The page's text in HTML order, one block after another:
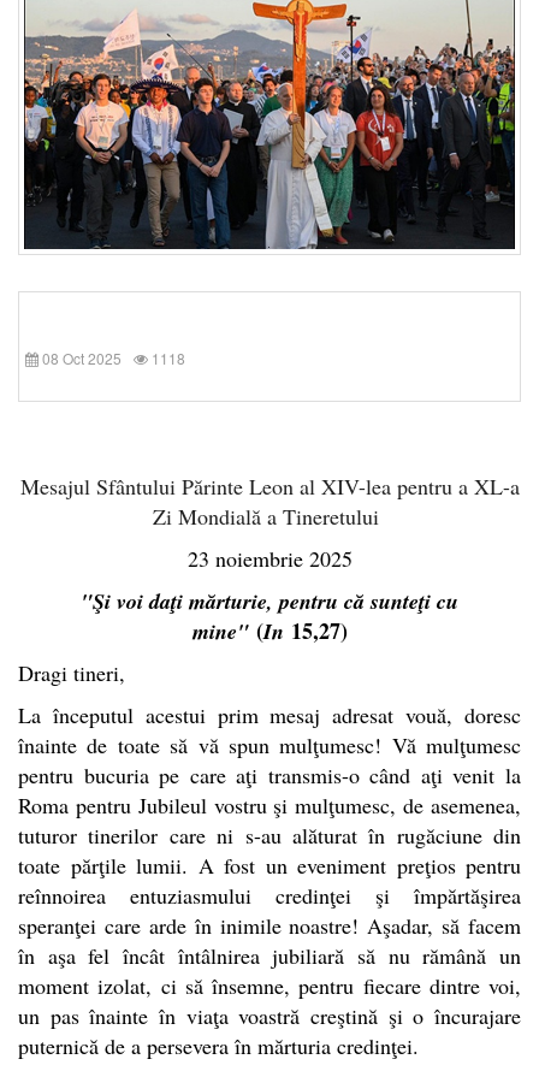
08 Oct 2025 1118
Mesajul Sfântului Părinte Leon al XIV-lea pentru a XL-a
Zi Mondială a Tineretului
23 noiembrie 2025
"Şi voi daţi mărturie, pentru că sunteţi cu
mine"(In 15,27)
Dragi tineri,
La începutul acestui prim mesaj adresat vouă, doresc
înainte de toate să vă spun mulţumesc! Vă mulţumesc
pentru bucuria pe care aţi transmis-o când aţi venit la
Roma pentru Jubileul vostru şi mulţumesc, de asemenea,
tuturor tinerilor care ni s-au alăturat în rugăciune din
toate părţile lumii. A fost un eveniment preţios pentru
reînnoirea entuziasmului credinţei şi împărtăşirea
speranţei care arde în inimile noastre! Aşadar, să facem
în aşa fel încât întâlnirea jubiliară să nu rămână un
moment izolat, ci să însemne, pentru fiecare dintre voi,
un pas înainte în viaţa voastră creştină şi o încurajare
puternică de a persevera în mărturia credinţei.